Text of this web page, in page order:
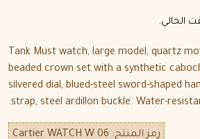
الحالي.
Tank Must watch, large model, quartz
beaded crown set with a synthetic
silvered dial, blued-steel sword-shaped
strap, steel ardillon buckle. Water-
رمز المنتج: Cartier WATCH W 06